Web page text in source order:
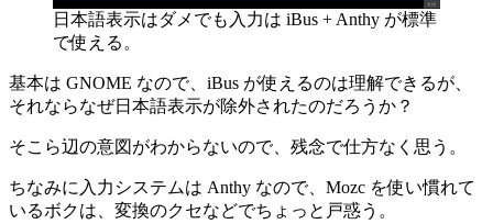
日本語表示はダメでも入力は iBus + Anthy が標準
で使える。
基本は GNOME なので、iBus が使えるのは理解できるが、
それならなぜ日本語表示が除外されたのだろうか？
そこら辺の意図がわからないので、残念で仕方なく思う。
ちなみに入力システムは Anthy なので、Mozc を使い慣れて
いるボクは、変換のクセなどでちょっと戸惑う。